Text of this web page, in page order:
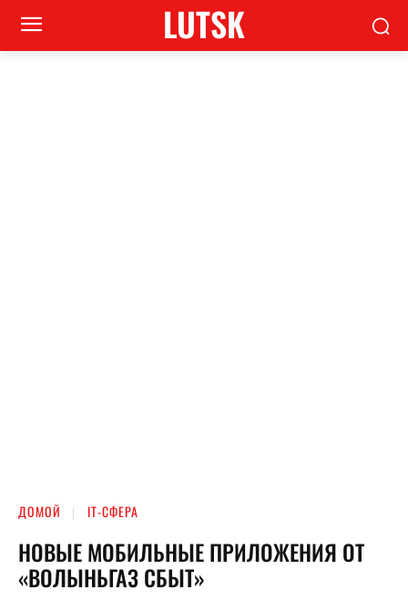
LUTSK
ДОМОЙ ІТ-СФЕРА
НОВЫЕ МОБИЛЬНЫЕ ПРИЛОЖЕНИЯ ОТ
«ВОЛЫНЬГАЗ СБЫТ»